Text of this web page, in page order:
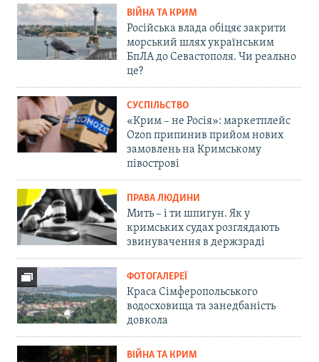
ВІЙНА ТА КРИМ
Російська влада обіцяє закрити
морський шлях українським
БпЛА до Севастополя. Чи реально
це?
СУСПІЛЬСТВО
«Крим – не Росія»: маркетплейс
Ozon припинив прийом нових
замовлень на Кримському
півострові
ПРАВА ЛЮДИНИ
Мить – і ти шпигун. Як у
кримських судах розглядають
звинувачення в держзраді
ФОТОГАЛЕРЕЇ
Краса Сімферопольського
водосховища та занедбаність
довкола
ВІЙНА ТА КРИМ